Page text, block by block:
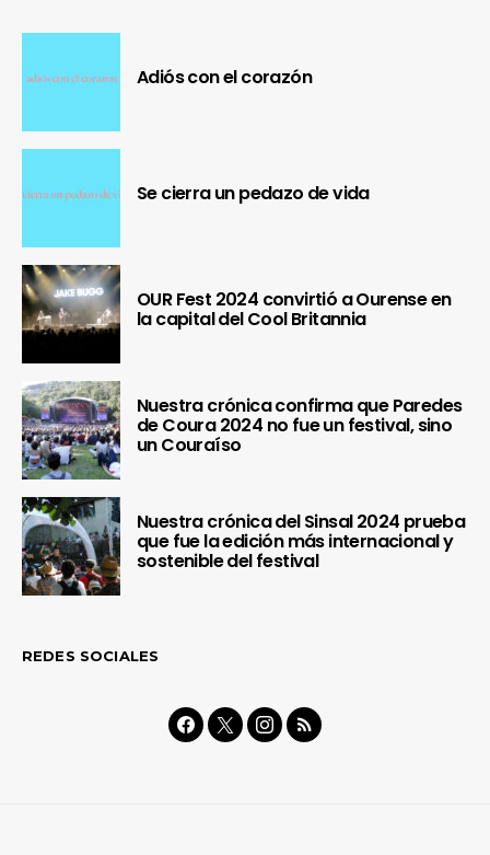
Adiós con el corazón
Se cierra un pedazo de vida
OUR Fest 2024 convirtió a Ourense en
la capital del Cool Britannia
Nuestra crónica confirma que Paredes
de Coura 2024 no fue un festival, sino
un Couraíso
Nuestra crónica del Sinsal 2024 prueba
que fue la edición más internacional y
sostenible del festival
REDES SOCIALES